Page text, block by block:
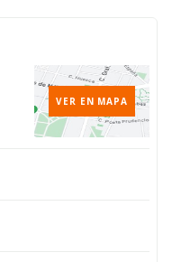
VER EN MAPA